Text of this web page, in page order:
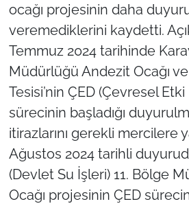
ocağı projesinin daha
veremediklerini kaydetti.
Temmuz 2024 tarihinde
Müdürlüğü Andezit Ocağı
Tesisi’nin ÇED (Çevresel
sürecinin başladığı
itirazlarını gerekli mercilere
Ağustos 2024 tarihli
(Devlet Su İşleri) 11. Bölge
Ocağı projesinin ÇED
TEKİRDAĞ
KIRKLARELİ
ÇANAKKALE
TÜRKİYE
Bölge
Güvenlik